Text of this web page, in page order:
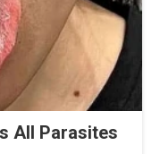
All Parasites